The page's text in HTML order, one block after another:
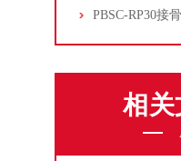
相关